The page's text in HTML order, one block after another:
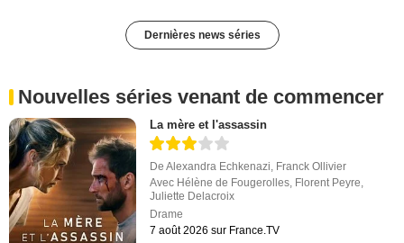
Dernières news séries
Nouvelles séries venant de commencer
La mère et l'assassin
DeAlexandra Echkenazi, Franck Ollivier
Avec Hélène de Fougerolles, Florent Peyre,
Juliette Delacroix
Drame
7 août 2026 sur France.TV